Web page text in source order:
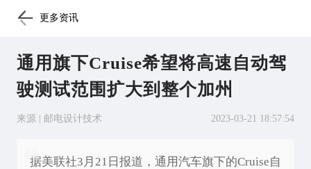
更多资讯
通用旗下Cruise希望将高速自动驾
驶测试范围扩大到整个加州
来源 | 邮电设计技术 2023-03-21 18:57:54
据美联社3月21日报道，通用汽车旗下的Cruise自